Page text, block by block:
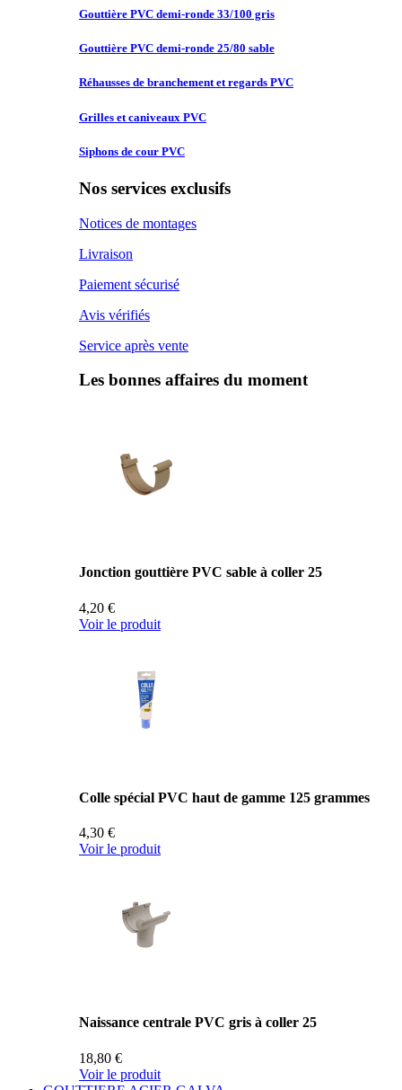
Gouttière PVC demi-ronde 33/100 gris
Gouttière PVC demi-ronde 25/80 sable
Réhausses de branchement et regards PVC
Grilles et caniveaux PVC
Siphons de cour PVC
Nos services exclusifs
Notices de montages
Livraison
Paiement sécurisé
Avis vérifiés
Service après vente
Les bonnes affaires du moment
Jonction gouttière PVC sable à coller 25
4,20 €
Voir le produit
Colle spécial PVC haut de gamme 125 grammes
4,30 €
Voir le produit
Naissance centrale PVC gris à coller 25
18,80 €
Voir le produit